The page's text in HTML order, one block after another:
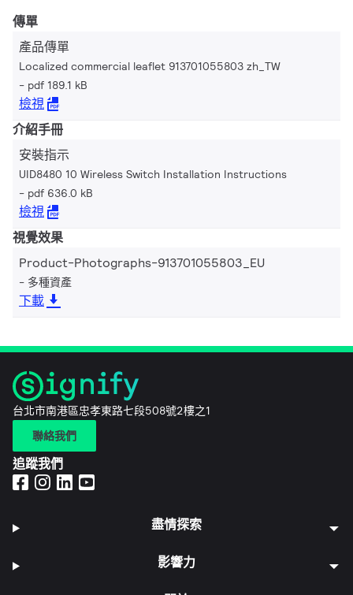
傳單
產品傳單
Localized commercial leaflet 913701055803 zh_TW
pdf 189.1 kB
檢視
介紹手冊
安裝指示
UID8480 10 Wireless Switch Installation Instructions
pdf 636.0 kB
檢視
視覺效果
Product-Photographs-913701055803_EU
多種資產
下載
台北市南港區忠孝東路七段508號2樓之1
聯絡我們
追蹤我們
盡情探索
影響力